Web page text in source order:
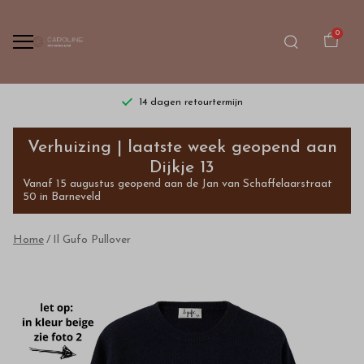
0
14 dagen retourtermijn
Il
Gufo
Pullover
kinderkleding
van
Verhuizing | laatste week geopend aan
Dijkje 13
Vanaf 15 augustus geopend aan de Jan van Schaffelaarstraat
50 in Barneveld
Home Il Gufo Pullover